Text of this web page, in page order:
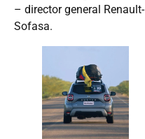
– director general Renault-
Sofasa.